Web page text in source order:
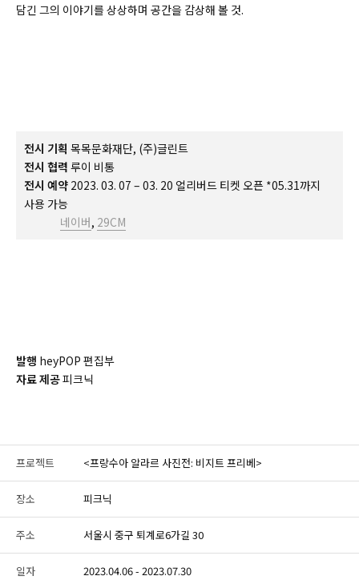
담긴 그의 이야기를 상상하며 공간을 감상해 볼 것.
전시 기획 목목문화재단, (주)글린트
전시 협력 루이 비통
전시 예약 2023. 03. 07 – 03. 20 얼리버드 티켓 오픈 *05.31까지
사용 가능
네이버, 29CM
발행 heyPOP 편집부
자료 제공피크닉
프로젝트 <프랑수아 알라르 사진전: 비지트 프리베>
장소 피크닉
주소 서울시 중구 퇴계로6가길 30
일자 2023.04.06 - 2023.07.30